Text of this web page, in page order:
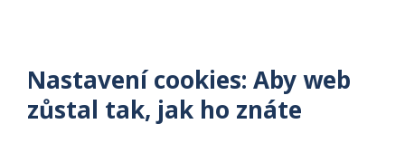
Nastavení cookies: Aby web
zůstal tak, jak ho znáte